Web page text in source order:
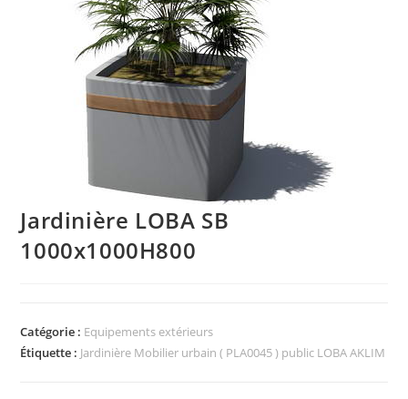
Jardinière LOBA SB
1000x1000H800
Catégorie : Equipements extérieurs
Étiquette : Jardinière Mobilier urbain ( PLA0045 ) public LOBA AKLIM